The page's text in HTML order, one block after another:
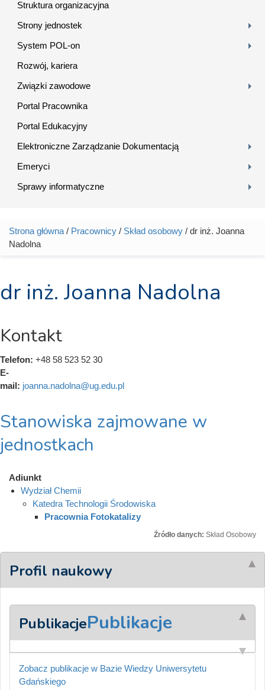
Struktura organizacyjna
Strony jednostek
System POL-on
Rozwój, kariera
Związki zawodowe
Portal Pracownika
Portal Edukacyjny
Elektroniczne Zarządzanie Dokumentacją
Emeryci
Sprawy informatyczne
Jesteś tutaj
Strona główna / Pracownicy / Skład osobowy / dr inż. Joanna
Nadolna
dr inż. Joanna Nadolna
Kontakt
Telefon: +48 58 523 52 30
E-
mail: joanna.nadolna@ug.edu.pl
Stanowiska zajmowane w
jednostkach
Adiunkt
Wydział Chemii
Katedra Technologii Środowiska
Pracownia Fotokatalizy
Źródło danych: Skład Osobowy
Profil naukowy
PublikacjePublikacje
Zobacz publikacje w Bazie Wiedzy Uniwersytetu
Gdańskiego